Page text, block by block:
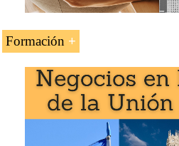
Formación
La asignatura «Comercio
en los Países Bajos» se estudia
programas de EENI Global
Maestría en Negocios